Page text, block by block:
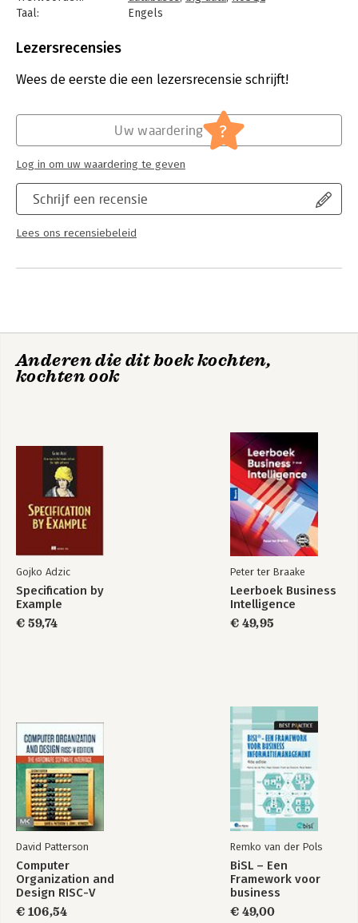
Taal:
Engels
Uitgever:
Lezersrecensies
Wees de eerste die een lezersrecensie schrijft!
Schrijf een recensie
Lees ons recensiebeleid
Uw waardering ?
Log in om uw waardering te geven
Anderen die dit boek kochten,
kochten ook
Gojko Adzic
Specification by
Example
€ 59,74
Peter ter Braake
Leerboek Business
Intelligence
€ 49,95
David Patterson
Computer
Organization and
Design RISC-V
Edition
€ 106,54
Remko van der Pols
BiSL – Een
Framework voor
business
€ 49,00